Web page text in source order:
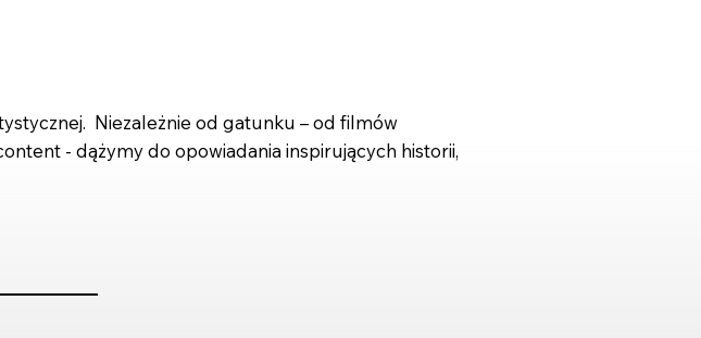
Niezależnie od gatunku – od filmów
- dążymy do opowiadania inspirujących historii,